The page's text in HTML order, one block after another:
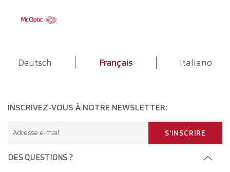
Deutsch Français Italiano
DES QUESTIONS ?
INSCRIVEZ-VOUS À NOTRE NEWSLETTER:
Adresse e-mail S'INSCRIRE